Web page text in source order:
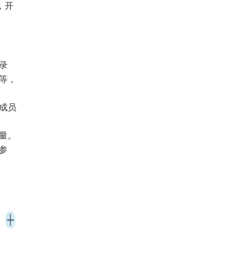
开
，
员
。